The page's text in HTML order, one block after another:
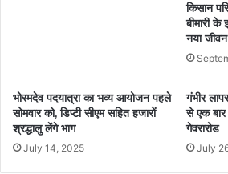
किसान
बीमारी
नया जीवन
भोरमदेव पदयात्रा का भव्य आयोजन पहले
सोमवार को, डिप्टी सीएम सहित हजारों
श्रद्धालु लेंगे भाग
July 14, 2025
गंभीर
से एक बार
गेवरारोड
July